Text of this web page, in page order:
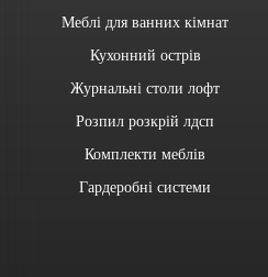
Меблі для ванних кімнат
Кухонний острів
Журнальні столи лофт
Розпил розкрій лдсп
Комплекти меблів
Гардеробні системи